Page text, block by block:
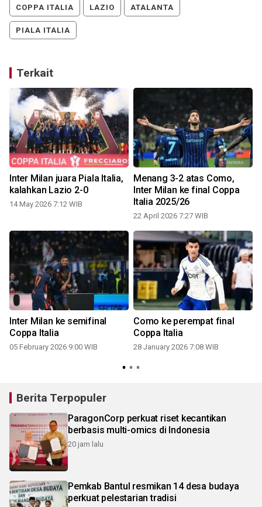
COPPA ITALIA LAZIO ATALANTA
PIALA ITALIA
Terkait
Inter Milan juara Piala Italia,
kalahkan Lazio 2-0
14 May 2026 7:12 WIB
Menang 3-2 atas Como,
Inter Milan ke final Coppa
Italia 2025/26
22 April 2026 7:27 WIB
Inter Milan ke semifinal
Coppa Italia
05 February 2026 9:00 WIB
Como ke perempat final
Coppa Italia
28 January 2026 7:08 WIB
Berita Terpopuler
ParagonCorp perkuat riset kecantikan
berbasis multi-omics di Indonesia
20 jam lalu
Pemkab Bantul resmikan 14 desa budaya
perkuat pelestarian tradisi